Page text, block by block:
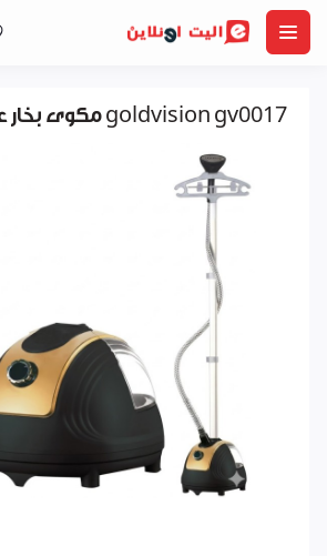
مكوى بخار عمود بنفسجي goldvision gv0017